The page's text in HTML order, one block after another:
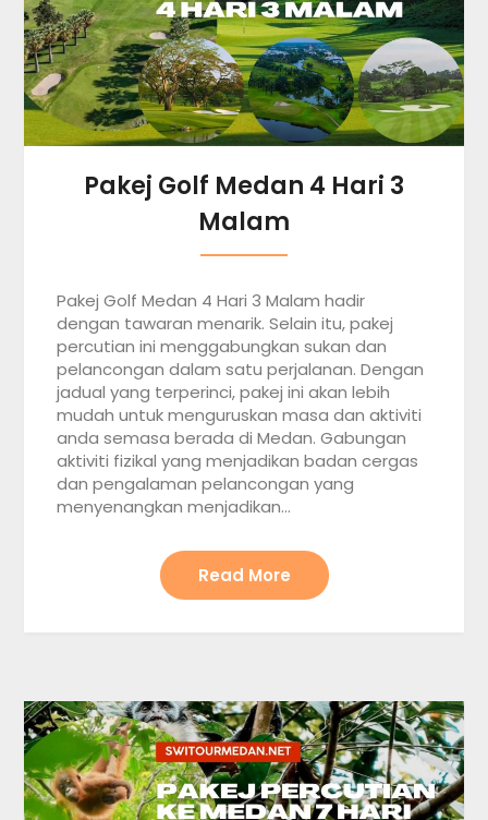
Pakej Golf Medan 4 Hari 3
Malam
Pakej Golf Medan 4 Hari 3 Malam hadir
dengan tawaran menarik. Selain itu, pakej
percutian ini menggabungkan sukan dan
pelancongan dalam satu perjalanan. Dengan
jadual yang terperinci, pakej ini akan lebih
mudah untuk menguruskan masa dan aktiviti
anda semasa berada di Medan. Gabungan
aktiviti fizikal yang menjadikan badan cergas
dan pengalaman pelancongan yang
menyenangkan menjadikan…
Read More